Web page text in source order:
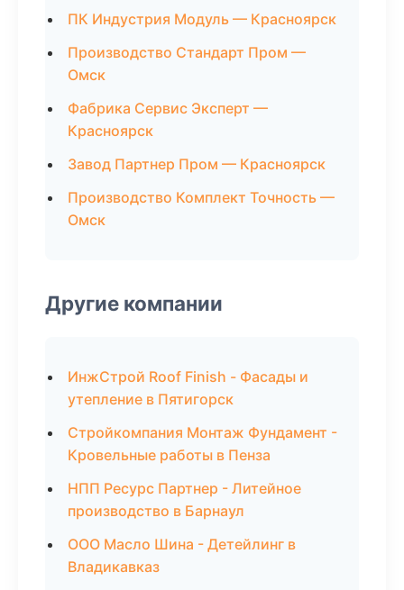
ПК Индустрия Модуль — Красноярск
Производство Стандарт Пром —
Омск
Фабрика Сервис Эксперт —
Красноярск
Завод Партнер Пром — Красноярск
Производство Комплект Точность —
Омск
Другие компании
ИнжСтрой Roof Finish - Фасады и
утепление в Пятигорск
Стройкомпания Монтаж Фундамент -
Кровельные работы в Пенза
НПП Ресурс Партнер - Литейное
производство в Барнаул
ООО Масло Шина - Детейлинг в
Владикавказ